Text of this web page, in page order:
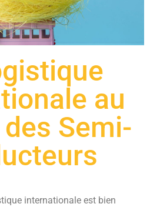
au
Semi-
internationale est bien